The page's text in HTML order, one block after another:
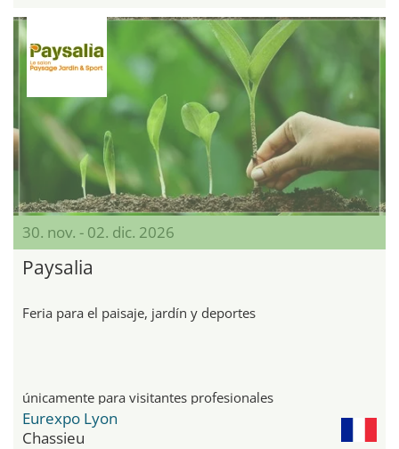
30. nov. - 02. dic. 2026
Paysalia
Feria para el paisaje, jardín y deportes
únicamente para visitantes profesionales
Eurexpo Lyon
Chassieu